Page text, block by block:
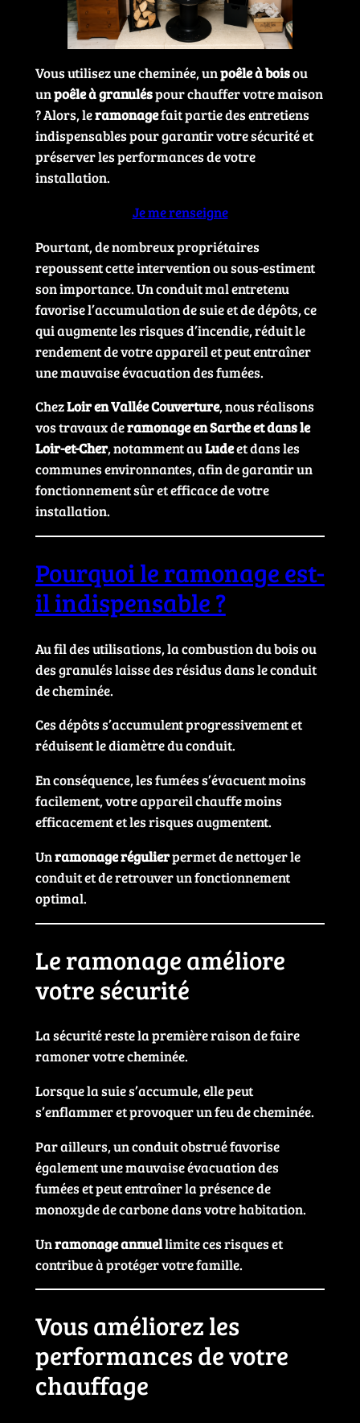
Vous utilisez une cheminée, unpoêle à boisou
unpoêle à granuléspour chauffer votre maison
? Alors, leramonagefait partie des entretiens
indispensables pour garantir votre sécurité et
préserver les performances de votre
installation.
Je me renseigne
Pourtant, de nombreux propriétaires
repoussent cette intervention ou sous-estiment
son importance. Un conduit mal entretenu
favorise l’accumulation de suie et de dépôts, ce
qui augmente les risques d’incendie, réduit le
rendement de votre appareil et peut entraîner
une mauvaise évacuation des fumées.
ChezLoir en Vallée Couverture, nous réalisons
vos travaux deramonage en Sarthe et dans le
Loir-et-Cher, notamment auLudeet dans les
communes environnantes, afin de garantir un
fonctionnement sûr et efficace de votre
installation.
Pourquoi le ramonage est-
il indispensable ?
Au fil des utilisations, la combustion du bois ou
des granulés laisse des résidus dans le conduit
de cheminée.
Ces dépôts s’accumulent progressivement et
réduisent le diamètre du conduit.
En conséquence, les fumées s’évacuent moins
facilement, votre appareil chauffe moins
efficacement et les risques augmentent.
Unramonage régulierpermet de nettoyer le
conduit et de retrouver un fonctionnement
optimal.
Le ramonage améliore
votre sécurité
La sécurité reste la première raison de faire
ramoner votre cheminée.
Lorsque la suie s’accumule, elle peut
s’enflammer et provoquer un feu de cheminée.
Par ailleurs, un conduit obstrué favorise
également une mauvaise évacuation des
fumées et peut entraîner la présence de
monoxyde de carbone dans votre habitation.
Unramonage annuellimite ces risques et
contribue à protéger votre famille.
Vous améliorez les
performances de votre
chauffage